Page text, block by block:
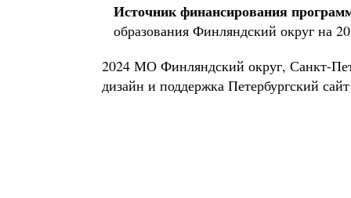
Источник финансирования
образования Финляндский округ на
2024 МО Финляндский округ, Санкт-
дизайн и поддержка Петербургский сайт